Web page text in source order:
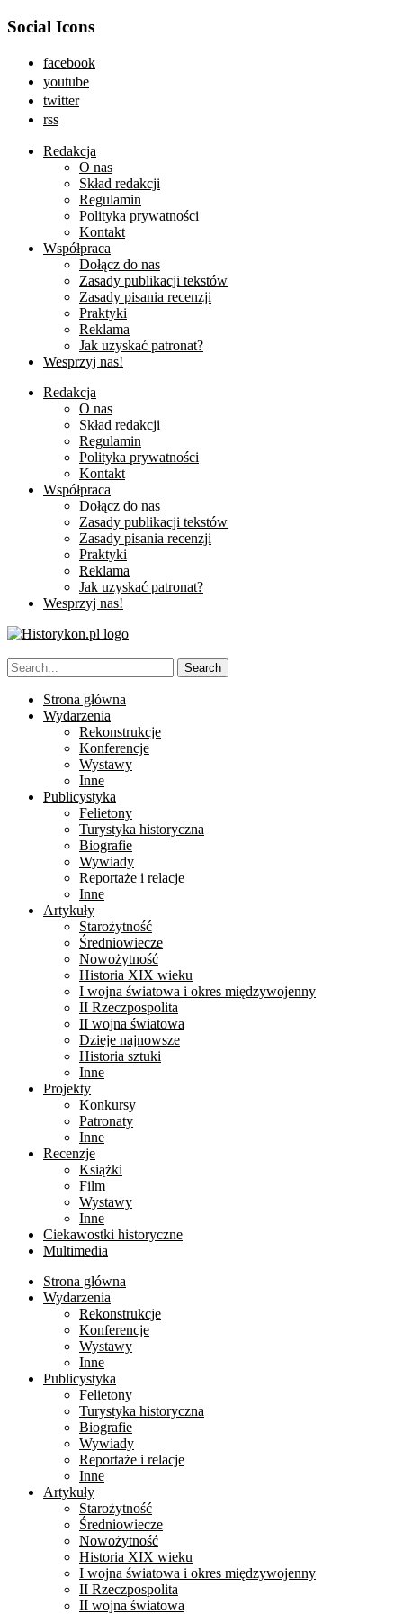
Social Icons
facebook
youtube
twitter
rss
Redakcja
O nas
Skład redakcji
Regulamin
Polityka prywatności
Kontakt
Współpraca
Dołącz do nas
Zasady publikacji tekstów
Zasady pisania recenzji
Praktyki
Reklama
Jak uzyskać patronat?
Wesprzyj nas!
Redakcja
O nas
Skład redakcji
Regulamin
Polityka prywatności
Kontakt
Współpraca
Dołącz do nas
Zasady publikacji tekstów
Zasady pisania recenzji
Praktyki
Reklama
Jak uzyskać patronat?
Wesprzyj nas!
Strona główna
Wydarzenia
Rekonstrukcje
Konferencje
Wystawy
Inne
Publicystyka
Felietony
Turystyka historyczna
Biografie
Wywiady
Reportaże i relacje
Inne
Artykuły
Starożytność
Średniowiecze
Nowożytność
Historia XIX wieku
I wojna światowa i okres międzywojenny
II Rzeczpospolita
II wojna światowa
Dzieje najnowsze
Historia sztuki
Inne
Projekty
Konkursy
Patronaty
Inne
Recenzje
Książki
Film
Wystawy
Inne
Ciekawostki historyczne
Multimedia
Strona główna
Wydarzenia
Rekonstrukcje
Konferencje
Wystawy
Inne
Publicystyka
Felietony
Turystyka historyczna
Biografie
Wywiady
Reportaże i relacje
Inne
Artykuły
Starożytność
Średniowiecze
Nowożytność
Historia XIX wieku
I wojna światowa i okres międzywojenny
II Rzeczpospolita
II wojna światowa